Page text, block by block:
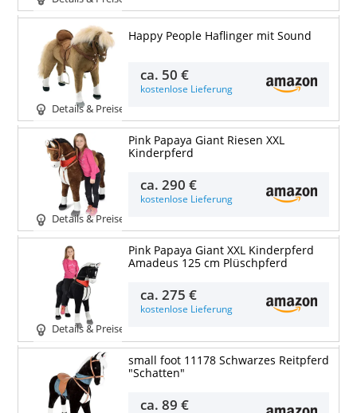
Details & Preise
Happy People Haflinger mit Sound
ca. 50 €
kostenlose Lieferung
Details & Preise
Pink Papaya Giant Riesen XXL
Kinderpferd
ca.290 €
kostenlose Lieferung
Details & Preise
Pink Papaya Giant XXL Kinderpferd
Amadeus 125 cm Plüschpferd
ca.275 €
kostenlose Lieferung
small foot 11178 Schwarzes Reitpferd
"Schatten"
ca.89 €